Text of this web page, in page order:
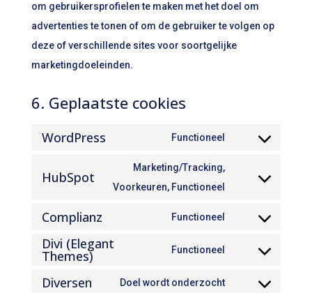
om gebruikersprofielen te maken met het doel om
advertenties te tonen of om de gebruiker te volgen op
deze of verschillende sites voor soortgelijke
marketingdoeleinden.
6. Geplaatste cookies
WordPress
Functioneel
Consent
service
HubSpot
Marketing/Tracking,
Voorkeuren, Functioneel
Consent
service
Complianz
Functioneel
Consent
complianz
Divi (Elegant
Themes)
Functioneel
Consent
Diversen
Doel wordt onderzocht